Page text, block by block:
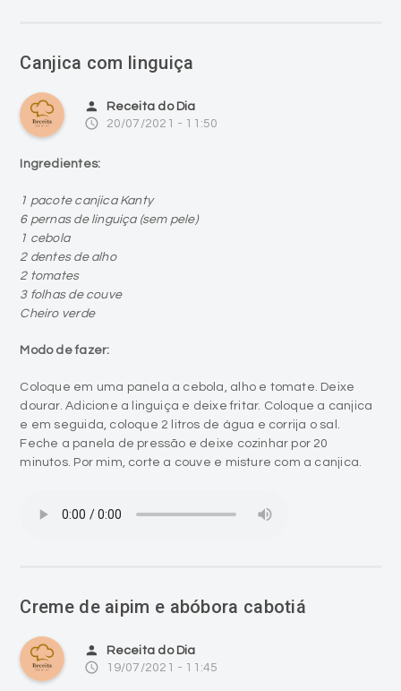
Canjica com linguiça
person Receita do Dia
access_time 20/07/2021 - 11:50
Ingredientes:
1 pacote canjica Kanty
6 pernas de linguiça (sem pele)
1 cebola
2 dentes de alho
2 tomates
3 folhas de couve
Cheiro verde
Modo de fazer:
Coloque em uma panela a cebola, alho e tomate. Deixe
dourar. Adicione a linguiça e deixe fritar. Coloque a canjica
e em seguida, coloque 2 litros de água e corrija o sal.
Feche a panela de pressão e deixe cozinhar por 20
minutos. Por mim, corte a couve e misture com a canjica.
Creme de aipim e abóbora cabotiá
person Receita do Dia
access_time 19/07/2021 - 11:45